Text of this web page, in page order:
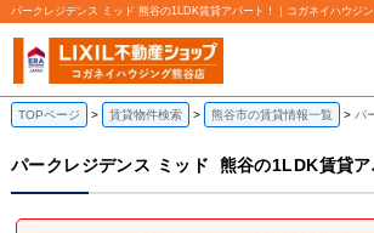
パークレジデンス ミッド 熊谷の1LDK賃貸アパート！｜コガネイハウジ
TOPページ 賃貸物件検索 熊谷市の賃貸情報一覧 パ
パークレジデンス ミッド 熊谷の1LDK賃貸ア